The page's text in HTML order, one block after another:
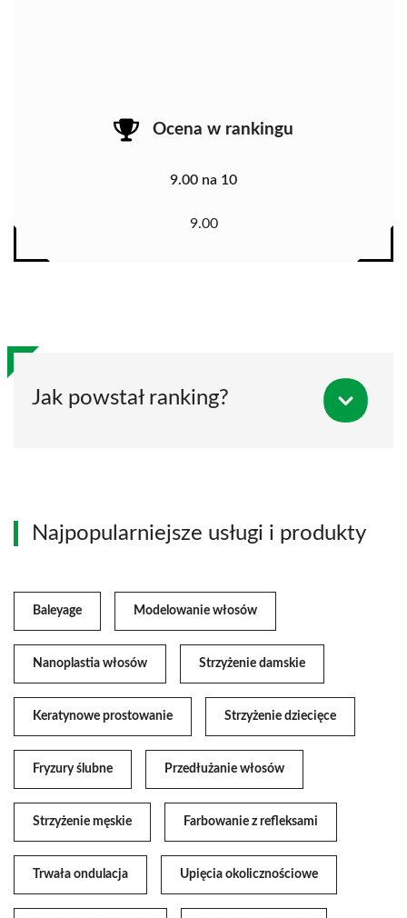
Ocena w rankingu
9.00 na 10
9.00
Jak powstał ranking?
Najpopularniejsze usługi i produkty
Baleyage Modelowanie włosów
Nanoplastia włosów Strzyżenie damskie
Keratynowe prostowanie Strzyżenie dziecięce
Fryzury ślubne Przedłużanie włosów
Strzyżenie męskie Farbowanie z refleksami
Trwała ondulacja Upięcia okolicznościowe